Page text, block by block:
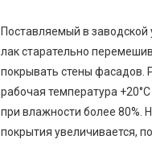
Поставляемый в заводской
лак старательно
покрывать стены фасадов.
рабочая температура
при влажности более 80%.
покрытия увеличивается,